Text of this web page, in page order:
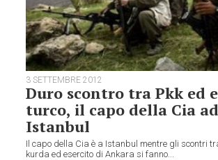
3 SETTEMBRE 2012
Duro scontro tra Pkk ed
turco, il capo della Cia ad
Istanbul
Il capo della Cia è a Istanbul mentre gli scontri
kurda ed esercito di Ankara si fanno...